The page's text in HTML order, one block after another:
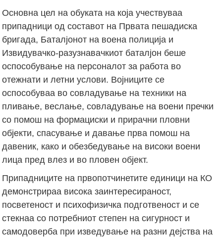
Основна цел на обуката на која учествуваа
припадници од составот на Првата пешадиска
бригада, Баталјонот на воена полиција и
Извидувачко-разузнавачкиот баталјон беше
оспособување на персоналот за работа во
отежнати и летни услови. Војниците се
оспособуваа во совладување на техники на
пливање, веслање, совладување на воени пречки
со помош на формациски и прирачни пловни
објекти, спасување и давање прва помош на
давеник, како и обезбедување на високи воени
лица пред влез и во пловен објект.
Припадниците на првопотчинетите единици на КО
демонстрираа висока заинтересираност,
посветеност и психофизичка подготвеност и се
стекнаа со потребниот степен на сигурност и
самодоверба при изведување на разни дејства на